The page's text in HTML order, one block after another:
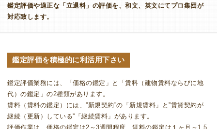
鑑定評価や適正な「立退料」の評価を、和文、英文にてプロ集団が
対応致します。
鑑定評価を積極的に利活用下さい
鑑定評価業務には、「価格の鑑定」と「賃料（建物賃料ならびに地
代）の鑑定」の2種類があります。
賃料（賃料の鑑定）には、”新規契約”の「新規賃料」と”賃貸契約が
継続（更新）している”「継続賃料」があります。
評価作業は、価格の鑑定は2～3週間程度、賃料の鑑定は１ヶ月～1.5